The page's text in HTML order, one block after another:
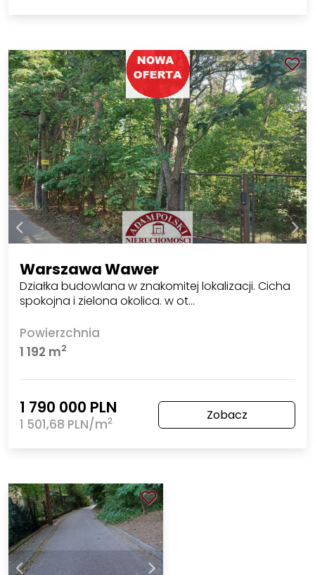
Warszawa Wawer
Działka budowlana w znakomitej lokalizacji. Cicha
spokojna i zielona okolica. w ot…
Powierzchnia
1 192 m2
1 790 000 PLN
1 501,68 PLN/m2 Zobacz